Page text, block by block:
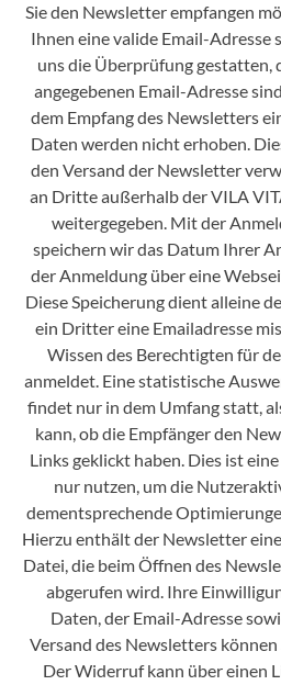
Sie den Newsletter empfangen
Ihnen eine valide Email-
uns die Überprüfung gestatten,
angegebenen Email-Adresse
dem Empfang des Newsletters
Daten werden nicht erhoben.
den Versand der Newsletter
an Dritte außerhalb der VILA
weitergegeben. Mit der
speichern wir das Datum Ihrer
der Anmeldung über eine
Diese Speicherung dient alleine
ein Dritter eine Emailadresse
Wissen des Berechtigten für
anmeldet. Eine statistische
findet nur in dem Umfang statt,
kann, ob die Empfänger den
Links geklickt haben. Dies ist
nur nutzen, um die
dementsprechende
Hierzu enthält der Newsletter
Datei, die beim Öffnen des
abgerufen wird. Ihre
Daten, der Email-Adresse
Versand des Newsletters
Der Widerruf kann über einen